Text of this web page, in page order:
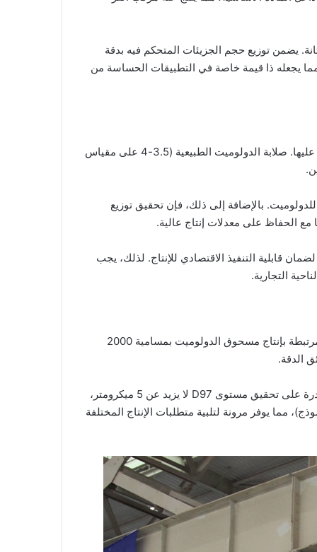
يضمن توزيع حجم الجزيئات المتحكم فيه بدقة
يجعله ذا قيمة خاصة في التطبيقات الحساسة من
إنتاج 2000 رطل من مسحوق الدولوميت ذو الشبكة الرقيقة يطرح تحديات تقنية كبيرة لا تستطيع معدات الطحن التقليدية التغلب عليها. صلابة الدولوميت الطبيعية (3.5-4 على مقياس
بالإضافة إلى ذلك، فإن تحقيق توزيع
قابلية التنفيذ الاقتصادي للإنتاج. لذلك، يجب
التجارية.
مطحنة سلسلة SCM الفائقة الدقة التابعة لشركتنا تمثل ذروة تقنيات الطحن، حيث تم تصميمها خصيصًا للتغلب على التحديات المرتبطة بإنتاج مسحوق الدولوميت بمسامية 2000
الدقة.
تعمل آلة SCM Ultrafine Mill مع مواد وردية بحجم لا يزيد عن 20 مم، وتنتج مسامية ناتجة تتراوح بين 325 و2500 شبكة، مع القدرة على تحقيق مستوى D97 لا يزيد عن 5 ميكرومتر،
القدرة الإنتاجية للآلة بين 0.5 و25 طنًا في الساعة (حسب النموذج)، مما يوفر مرونة لتلبية متطلبات الإنتاج المختلفة